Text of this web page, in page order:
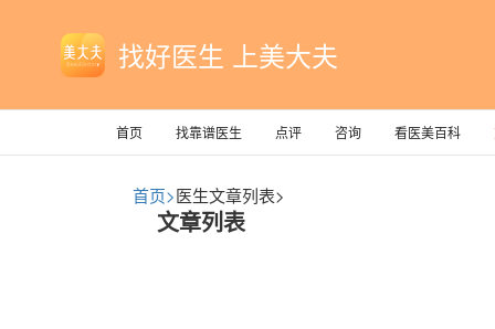
找好医生 上美大夫
首页 找靠谱医生 点评 咨询 看医美百科
首页>医生文章列表>
文章列表